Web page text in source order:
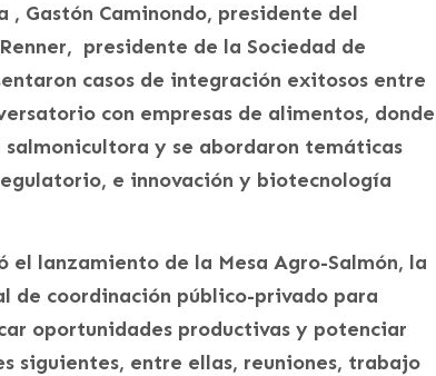
Gastón Caminondo, presidente del
presidente de la Sociedad de
casos de integración exitosos entre
con empresas de alimentos, donde
y se abordaron temáticas
e innovación y biotecnología
el lanzamiento de la Mesa Agro-Salmón, la
de coordinación público-privado para
oportunidades productivas y potenciar
siguientes, entre ellas, reuniones, trabajo